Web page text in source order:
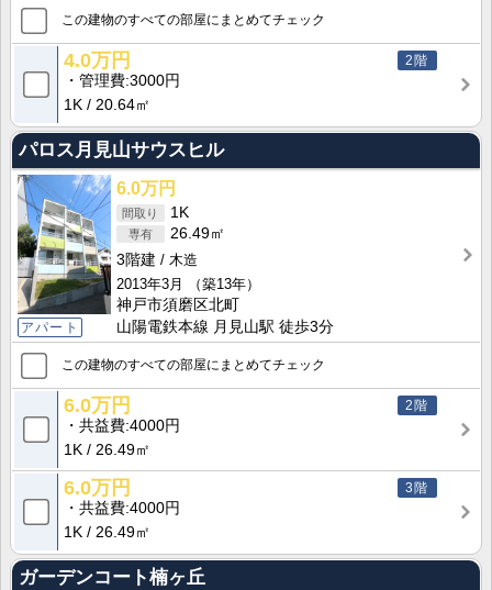
この建物のすべての部屋にまとめてチェック
2階
4.0万円
管理費 3000円
1K
20.64㎡
パロス月見山サウスヒル
アパート
6.0万円
1K
26.49㎡
3階建
木造
2013年3月
（築13年）
神戸市須磨区北町
山陽電鉄本線 月見山駅 徒歩3分
この建物のすべての部屋にまとめてチェック
2階
6.0万円
共益費 4000円
1K
26.49㎡
3階
6.0万円
共益費 4000円
1K
26.49㎡
ガーデンコート楠ヶ丘